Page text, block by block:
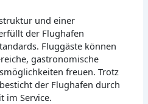
und einer
der Flughafen
Fluggäste können
gastronomische
freuen. Trotz
der Flughafen durch
im Service.